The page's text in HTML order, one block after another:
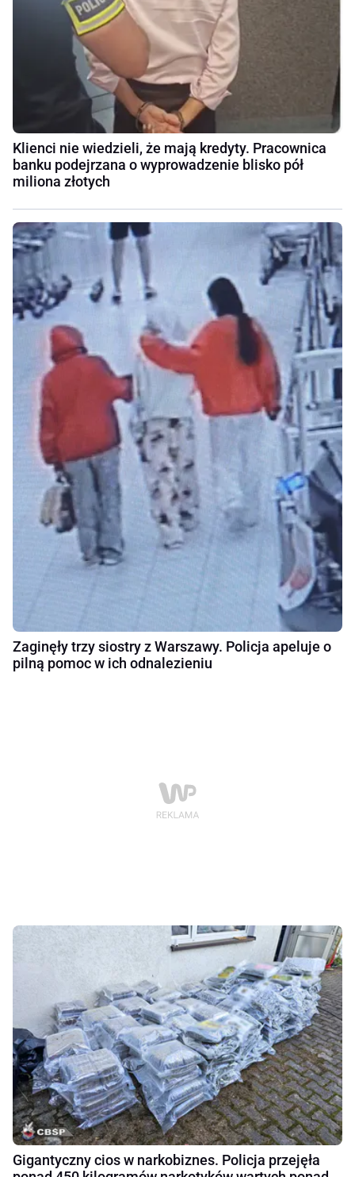
Klienci nie wiedzieli, że mają kredyty. Pracownica
banku podejrzana o wyprowadzenie blisko pół
miliona złotych
Zaginęły trzy siostry z Warszawy. Policja apeluje o
pilną pomoc w ich odnalezieniu
Gigantyczny cios w narkobiznes. Policja przejęła